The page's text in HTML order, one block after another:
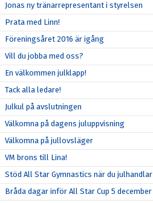
Jonas ny tränarrepresentant i styrelsen
Prata med Linn!
Föreningsåret 2016 är igång
Vill du jobba med oss?
En välkommen julklapp!
Tack alla ledare!
Julkul på avslutningen
Välkomna på dagens juluppvisning
Välkomna på jullovsläger
VM brons till Lina!
Stöd All Star Gymnastics när du julhandlar
Bråda dagar inför All Star Cup 5 december